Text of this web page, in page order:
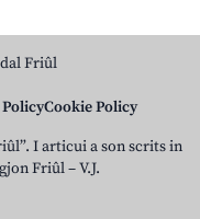
Friûl
Cookie Policy
I articui a son scrits in
Friûl – V.J.